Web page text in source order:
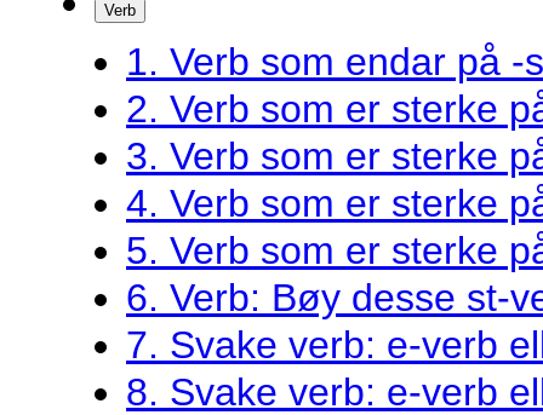
Verb
1. Verb som endar på -
2. Verb som er sterke
3. Verb som er sterke
4. Verb som er sterke
5. Verb som er sterke
6. Verb: Bøy desse st-
7. Svake verb: e-verb
8. Svake verb: e-verb